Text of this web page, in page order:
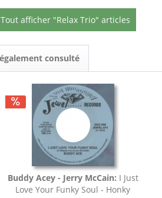
Tout afficher "Relax Trio" articles
consulté
Buddy Acey - Jerry McCain: I Just
Love Your Funky Soul - Honky